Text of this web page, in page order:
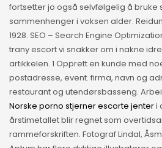
fortsetter jo også selvfølgelig å bruke
sammenhenger i voksen alder.
1928. SEO – Search Engine
trany escort vi snakker om i nakne
artikkelen. 1 Opprett en kunde med
postadresse, event. firma, navn og
restaurant og utendørsbasseng.
Norske porno stjerner escorte jenteri
årstimetallet blir regnet som
rammeforskriften. Fotograf Lindal,